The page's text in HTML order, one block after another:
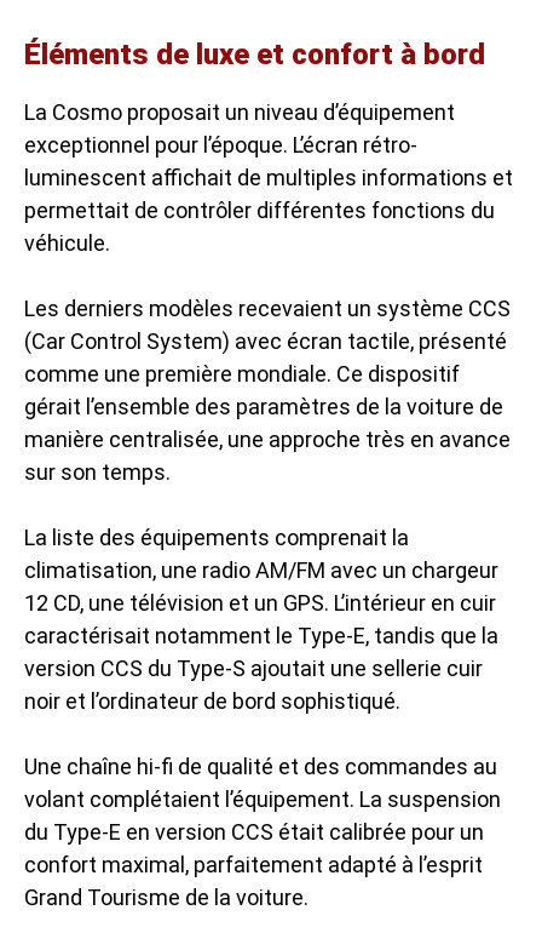
Éléments de luxe et confort à bord
La Cosmo proposait un niveau d’équipement
exceptionnel pour l’époque. L’écran rétro-
luminescent affichait de multiples informations et
permettait de contrôler différentes fonctions du
véhicule.
Les derniers modèles recevaient un système CCS
(Car Control System) avec écran tactile, présenté
comme une première mondiale. Ce dispositif
gérait l’ensemble des paramètres de la voiture de
manière centralisée, une approche très en avance
sur son temps.
La liste des équipements comprenait la
climatisation, une radio AM/FM avec un chargeur
12 CD, une télévision et un GPS. L’intérieur en cuir
caractérisait notamment le Type-E, tandis que la
version CCS du Type-S ajoutait une sellerie cuir
noir et l’ordinateur de bord sophistiqué.
Une chaîne hi-fi de qualité et des commandes au
volant complétaient l’équipement. La suspension
du Type-E en version CCS était calibrée pour un
confort maximal, parfaitement adapté à l’esprit
Grand Tourisme de la voiture.